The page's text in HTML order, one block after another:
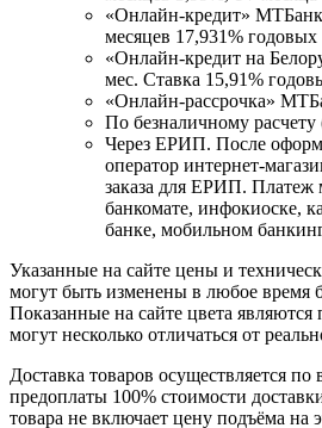
«Онлайн-кредит»
месяцев 17,931% годовых
«Онлайн-кредит на
мес. Ставка 15,91%
«Онлайн-рассрочка»
По безналичному
Через ЕРИП. После
оператор интернет-
заказа для ЕРИП. Платеж
банкомате, инфокиоске,
банке, мобильном
Указанные на сайте цены и
могут быть изменены в любое время
Показанные на сайте цвета
могут несколько отличаться от
Доставка товаров осуществляется по
предоплаты 100% стоимости
товара не включает цену подъёма на